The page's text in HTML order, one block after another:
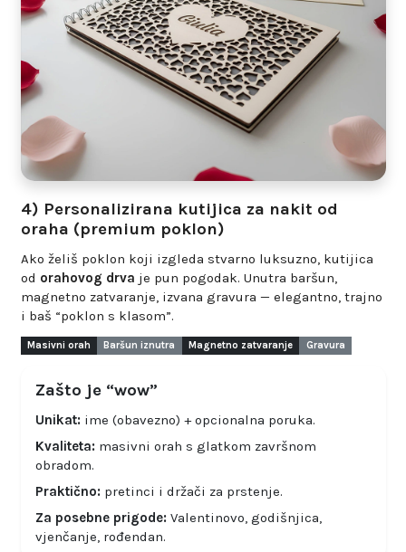
4) Personalizirana kutijica za nakit od
oraha (premium poklon)
Ako želiš poklon koji izgleda stvarno luksuzno, kutijica
od orahovog drva je pun pogodak. Unutra baršun,
magnetno zatvaranje, izvana gravura — elegantno, trajno
i baš “poklon s klasom”.
Masivni orah Baršun iznutra Magnetno zatvaranje Gravura
Zašto je “wow”
Unikat:ime (obavezno) + opcionalna poruka.
Kvaliteta:masivni orah s glatkom završnom
obradom.
Praktično:pretinci i držači za prstenje.
Za posebne prigode:Valentinovo, godišnjica,
vjenčanje, rođendan.